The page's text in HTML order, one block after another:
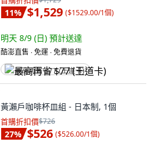
11% $1,529 ($1529.00/1個)
明天 8/9 (日) 預計送達
酷澎直售 ∙ 免運 ∙ 免費退貨
最高再省 $77 (王道卡)
黃瀨戶咖啡杯皿組 - 日本制, 1個
首購折扣價$726
27% $526 ($526.00/1個)